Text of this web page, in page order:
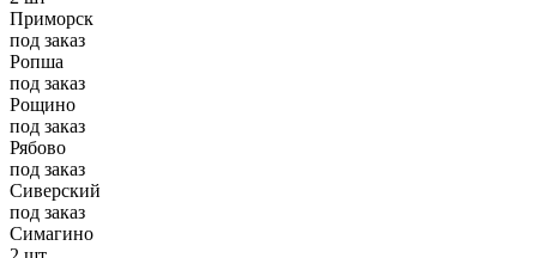
Приморск
под заказ
Ропша
под заказ
Рощино
под заказ
Рябово
под заказ
Сиверский
под заказ
Симагино